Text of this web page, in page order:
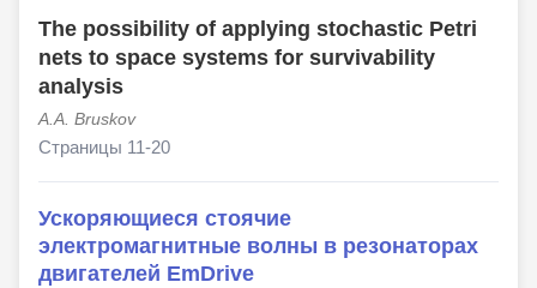
The possibility of applying stochastic Petri
nets to space systems for survivability
analysis
A.A. Bruskov
Страницы 11-20
Ускоряющиеся стоячие
электромагнитные волны в резонаторах
двигателей EmDrive